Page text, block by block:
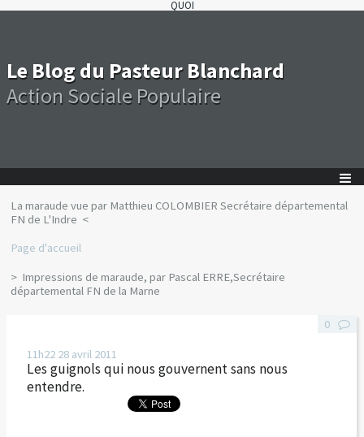
QUOI
Le Blog du Pasteur Blanchard
Action Sociale Populaire
La maraude vue par Matthieu COLOMBIER Secrétaire départemental
FN de L'Indre
Page d'accueil
Impressions de maraude, par Pascal ERRE,Secrétaire
départemental FN de la Marne
11h22 28 avril 2011
Les guignols qui nous gouvernent sans nous
entendre.
0